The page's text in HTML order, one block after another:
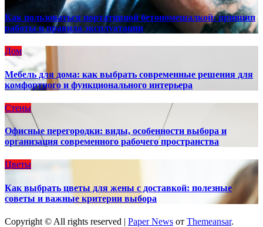
Как пользоваться портативной бетономешалкой: принцип
работы и правила эксплуатации
Дом
Мебель для дома: как выбрать современные решения для
комфортного и функционального интерьера
Стены
Офисные перегородки: виды, особенности выбора и
организация современного рабочего пространства
Цветы
Как выбрать цветы для жены с доставкой: полезные
советы и важные критерии выбора
Copyright © All rights reserved | Paper News от Themeansar.